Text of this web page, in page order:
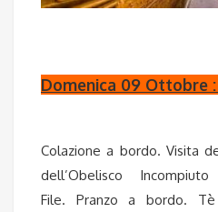
Domenica 09 Ottobre :
Colazione a bordo. Visita
dell’Obelisco
File. Pranzo a bordo.